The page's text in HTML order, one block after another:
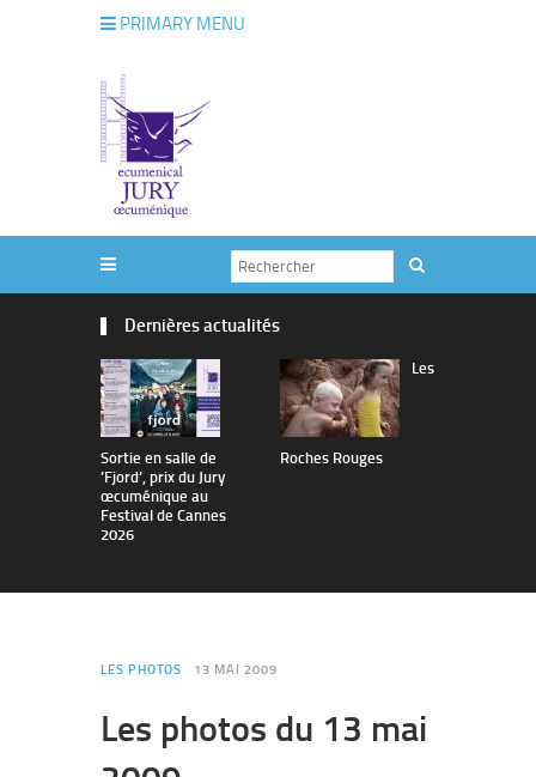
PRIMARY MENU
Dernières actualités
Sortie en salle de
’Fjord’, prix du Jury
œcuménique au
Festival de Cannes
2026
Les
Roches Rouges
LES PHOTOS 13 MAI 2009
Les photos du 13 mai